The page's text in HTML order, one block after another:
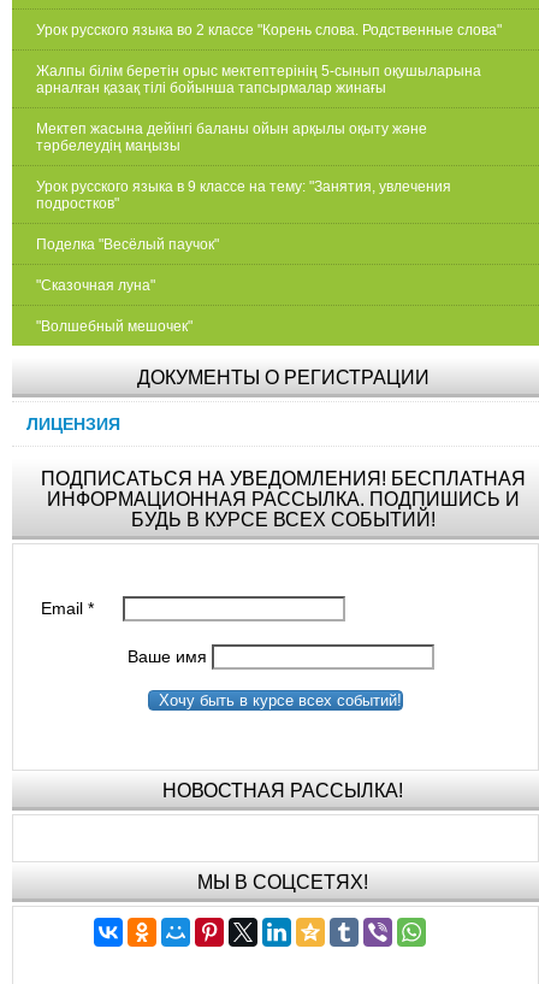
Урок русского языка во 2 классе "Корень слова. Родственные слова"
Жалпы білім беретін орыс мектептерінің 5-сынып оқушыларына
арналған қазақ тілі бойынша тапсырмалар жинағы
Мектеп жасына дейінгі баланы ойын арқылы оқыту және
тәрбелеудің маңызы
Урок русского языка в 9 классе на тему: "Занятия, увлечения
подростков"
Поделка "Весёлый паучок"
"Сказочная луна"
"Волшебный мешочек"
ДОКУМЕНТЫ О РЕГИСТРАЦИИ
ЛИЦЕНЗИЯ
ПОДПИСАТЬСЯ НА УВЕДОМЛЕНИЯ! БЕСПЛАТНАЯ
ИНФОРМАЦИОННАЯ РАССЫЛКА. ПОДПИШИСЬ И
БУДЬ В КУРСЕ ВСЕХ СОБЫТИЙ!
Email*
Ваше имя
Хочу быть в курсе всех событий!
НОВОСТНАЯ РАССЫЛКА!
МЫ В СОЦСЕТЯХ!